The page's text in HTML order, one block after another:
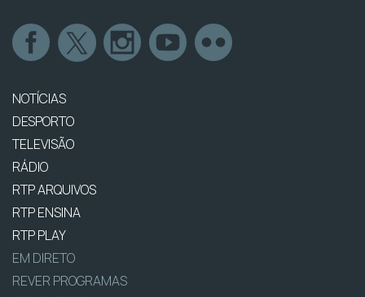
NOTÍCIAS
DESPORTO
TELEVISÃO
RÁDIO
RTP ARQUIVOS
RTP ENSINA
RTP PLAY
EM DIRETO
REVER PROGRAMAS